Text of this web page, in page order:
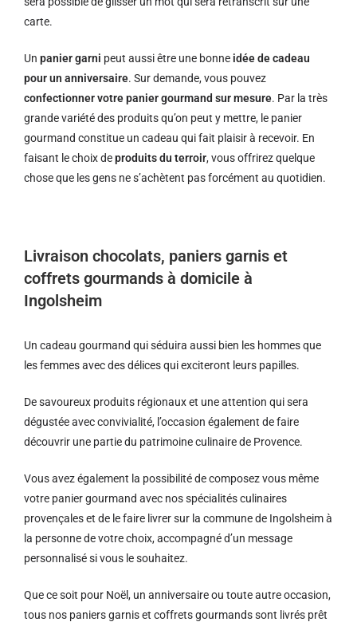
carte.
Un panier garni peut aussi être une bonne idée de cadeau
pour un anniversaire. Sur demande, vous pouvez
confectionner votre panier gourmand sur mesure. Par la très
grande variété des produits qu’on peut y mettre, le panier
gourmand constitue un cadeau qui fait plaisir à recevoir. En
faisant le choix deproduits du terroir, vous offrirez quelque
chose que les gens ne s’achètent pas forcément au quotidien.
Livraison chocolats, paniers garnis et
coffrets gourmands à domicile à
Ingolsheim
Un cadeau gourmand qui séduira aussi bien les hommes que
les femmes avec des délices qui exciteront leurs papilles.
De savoureux produits régionaux et une attention qui sera
dégustée avec convivialité, l’occasion également de faire
découvrir une partie du patrimoine culinaire de Provence.
Vous avez également la possibilité de composez vous même
votre panier gourmand avec nos spécialités culinaires
provençales et de le faire livrer sur la commune de Ingolsheim à
la personne de votre choix, accompagné d’un message
personnalisé si vous le souhaitez.
Que ce soit pour Noël, un anniversaire ou toute autre occasion,
tous nos paniers garnis et coffrets gourmands sont livrés prêt